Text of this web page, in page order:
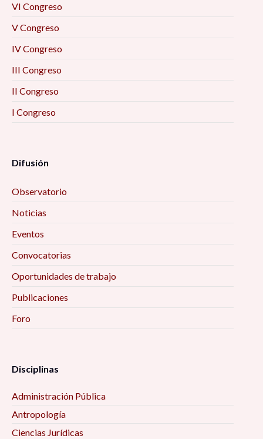
VI Congreso
V Congreso
IV Congreso
III Congreso
II Congreso
I Congreso
Difusión
Observatorio
Noticias
Eventos
Convocatorias
Oportunidades de trabajo
Publicaciones
Foro
Disciplinas
Administración Pública
Antropología
Ciencias Jurídicas